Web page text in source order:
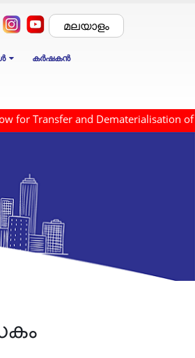
മലയാളം
കർഷകൻ
and Dematerialisation of